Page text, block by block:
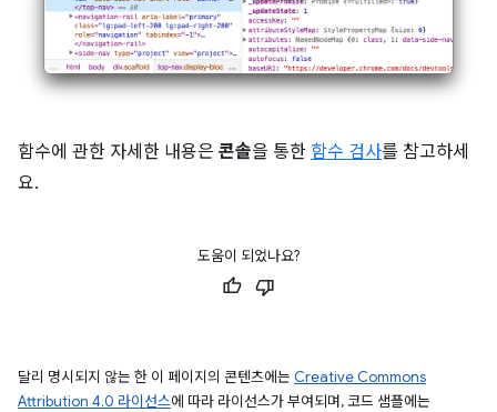
함수에 관한 자세한 내용은 콘솔을 통한 함수 검사를 참고하세
요.
도움이 되었나요?
달리 명시되지 않는 한 이 페이지의 콘텐츠에는 Creative Commons
Attribution 4.0 라이선스에 따라 라이선스가 부여되며, 코드 샘플에는